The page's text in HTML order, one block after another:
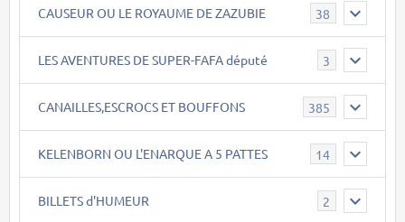
CAUSEUR OU LE ROYAUME DE ZAZUBIE 38
LES AVENTURES DE SUPER-FAFA député 3
CANAILLES,ESCROCS ET BOUFFONS 385
KELENBORN OU L'ENARQUE A 5 PATTES 14
BILLETS d'HUMEUR 2